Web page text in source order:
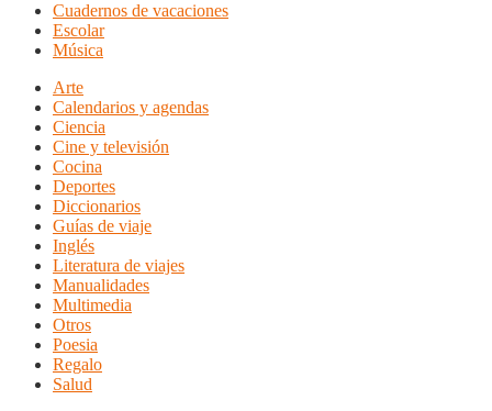
Cuadernos de vacaciones
Escolar
Música
Arte
Calendarios y agendas
Ciencia
Cine y televisión
Cocina
Deportes
Diccionarios
Guías de viaje
Inglés
Literatura de viajes
Manualidades
Multimedia
Otros
Poesia
Regalo
Salud